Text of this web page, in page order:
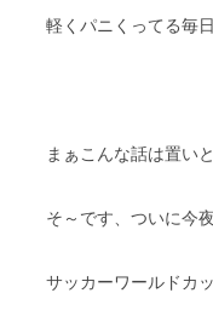
軽くパニくってる毎
まぁこんな話は置いと
そ～です、ついに今
サッカーワールドカ